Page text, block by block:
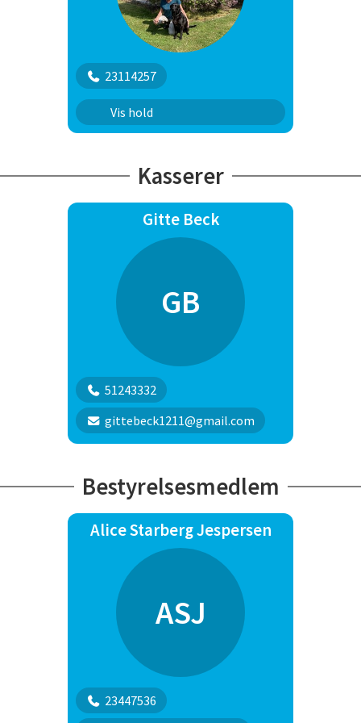
23114257
Vis hold
C hold
Kasserer
Gitte Beck
GB
51243332
gittebeck1211@gmail.com
Bestyrelsesmedlem
Alice Starberg Jespersen
ASJ
23447536